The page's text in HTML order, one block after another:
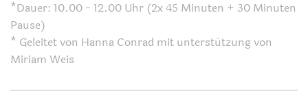
*Dauer: 10.00 - 12.00 Uhr (2x 45 Minuten + 30 Minuten
Pause)
* Geleitet von Hanna Conrad mit unterstützung von
Miriam Weis